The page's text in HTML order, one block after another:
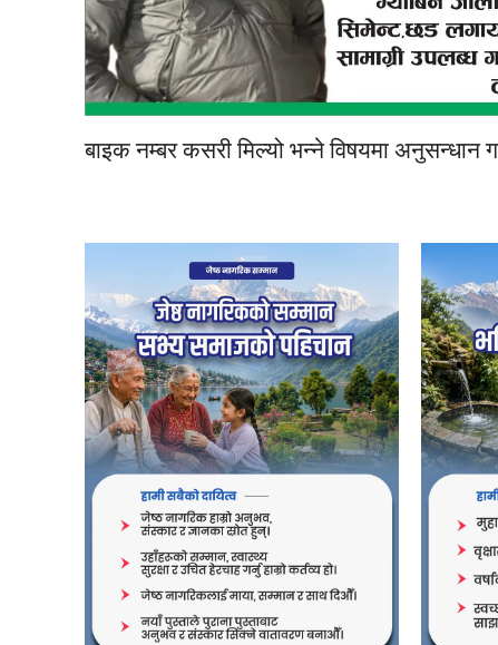
बाइक नम्बर कसरी मिल्यो भन्ने विषयमा अनुसन्धान